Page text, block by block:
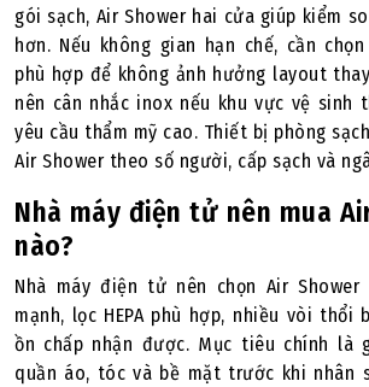
gói sạch, Air Shower hai cửa giúp kiểm
hơn. Nếu không gian hạn chế, cần
phù hợp để không ảnh hưởng layout
nên cân nhắc inox nếu khu vực vệ sinh
yêu cầu thẩm mỹ cao. Thiết bị phòng
Air Shower theo số người, cấp sạch và
Nhà máy điện tử nên mua
nào?
Nhà máy điện tử nên chọn Air
mạnh, lọc HEPA phù hợp, nhiều vòi
ồn chấp nhận được. Mục tiêu chính là
quần áo, tóc và bề mặt trước khi nhân